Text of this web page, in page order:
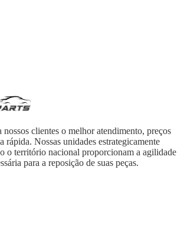
nossos clientes o melhor atendimento, preços
rápida. Nossas unidades estrategicamente
o território nacional proporcionam a agilidade
para a reposição de suas peças.